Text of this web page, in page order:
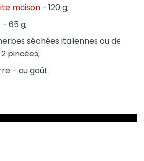
maison - 120 g;
65 g;
séchées italiennes ou de
pincées;
- au goût.